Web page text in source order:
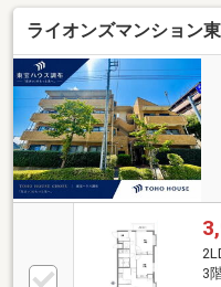
で徒歩2分◆物件
西向きのため日当
生活音が気になり
風通し良好・富士
ービスバルコニー
し良好のため、洗
ンクローゼット有
ライオンズマンション
3